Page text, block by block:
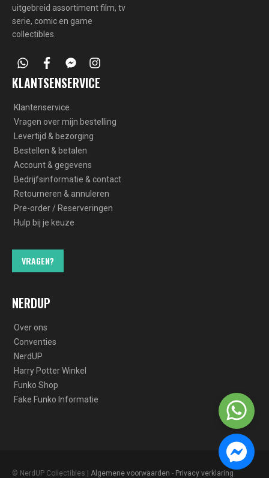
uitgebreid assortiment film, tv
serie, comic en game
collectibles.
whatsappfacebook
facebook-
messenger
instagram
KLANTSENSERVICE
Klantenservice
Vragen over mijn bestelling
Levertijd & bezorging
Bestellen & betalen
Account & gegevens
Bedrijfsinformatie & contact
Retourneren & annuleren
Pre-order / Reserveringen
Hulp bij je keuze
VRAGEN?
NERDUP
Over ons
Conventies
NerdUP
Harry Potter Winkel
Funko Shop
Fake Funko Informatie
© NerdUP Collectibles | Algemene voorwaarden - Privacy verklaring